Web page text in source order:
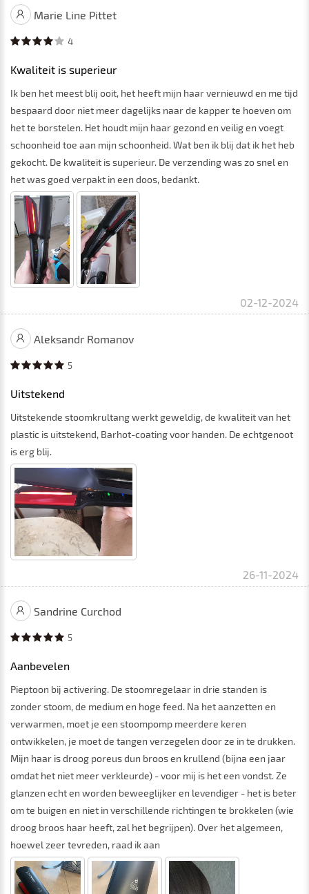
Marie Line Pittet
4
Kwaliteit is superieur
Ik ben het meest blij ooit, het heeft mijn haar vernieuwd en me tijd
bespaard door niet meer dagelijks naar de kapper te hoeven om
het te borstelen. Het houdt mijn haar gezond en veilig en voegt
schoonheid toe aan mijn schoonheid. Wat ben ik blij dat ik het heb
gekocht. De kwaliteit is superieur. De verzending was zo snel en
het was goed verpakt in een doos, bedankt.
02-12-2024
Aleksandr Romanov
5
Uitstekend
Uitstekende stoomkrultang werkt geweldig, de kwaliteit van het
plastic is uitstekend, Barhot-coating voor handen. De echtgenoot
is erg blij.
26-11-2024
Sandrine Curchod
5
Aanbevelen
Pieptoon bij activering. De stoomregelaar in drie standen is
zonder stoom, de medium en hoge feed. Na het aanzetten en
verwarmen, moet je een stoompomp meerdere keren
ontwikkelen, je moet de tangen verzegelen door ze in te drukken.
Mijn haar is droog poreus dun broos en krullend (bijna een jaar
omdat het niet meer verkleurde) - voor mij is het een vondst. Ze
glanzen echt en worden beweeglijker en levendiger - het is beter
om te buigen en niet in verschillende richtingen te brokkelen (wie
droog broos haar heeft, zal het begrijpen). Over het algemeen,
hoewel zeer tevreden, raad ik aan